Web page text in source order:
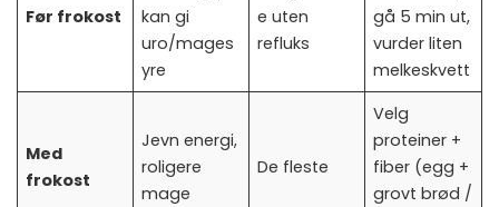
Før frokost
kan gi
uro/mages
yre
e uten
refluks
gå 5 min ut,
vurder liten
melkeskvett
Med
frokost
Jevn energi,
roligere
mage
De fleste
Velg
proteiner +
fiber (egg +
grovt brød /